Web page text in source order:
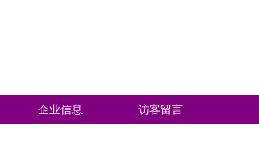
企业信息 访客留言